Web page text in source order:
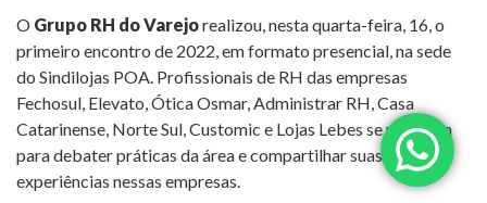
O Grupo RH do Varejorealizou, nesta quarta-feira, 16, o
primeiro encontro de 2022, em formato presencial, na sede
do Sindilojas POA. Profissionais de RH das empresas
Fechosul, Elevato, Ótica Osmar, Administrar RH, Casa
Catarinense, Norte Sul, Customic e Lojas Lebes se reuniram
para debater práticas da área e compartilhar suas
experiências nessas empresas.